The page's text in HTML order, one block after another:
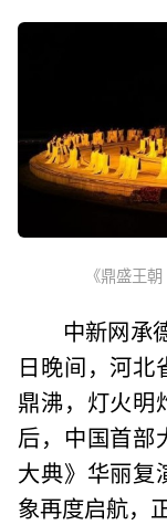
《鼎盛王
中新网承
日晚间，河北
鼎沸，灯火明
后，中国首
大典》华丽
象再度启航，